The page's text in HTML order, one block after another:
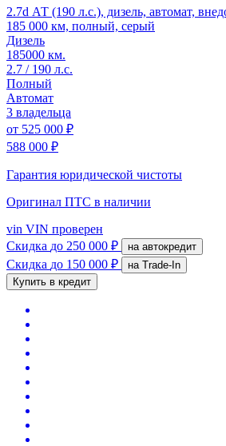
2.7d АТ (190 л.с.), дизель, автомат,
185 000 км, полный, серый
Дизель
185000 км.
2.7 / 190 л.с.
Полный
Автомат
3 владельца
от 525 000 ₽
588 000 ₽
Гарантия юридической чистоты
Оригинал ПТС в наличии
vin VIN проверен
Скидка до 250 000 ₽ на автокредит
Скидка до 150 000 ₽
на Trade-In
Купить в кредит